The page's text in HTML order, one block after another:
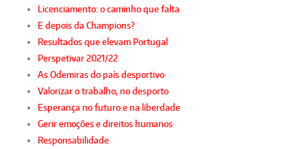
Licenciamento: o caminho que falta
E depois da Champions?
Resultados que elevam Portugal
Perspetivar 2021/22
As Odemiras do país desportivo
Valorizar o trabalho, no desporto
Esperança no futuro e na liberdade
Gerir emoções e direitos humanos
Responsabilidade